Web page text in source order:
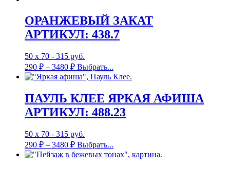
ОРАНЖЕВЫЙ ЗАКАТ
АРТИКУЛ: 438.7
50 х 70 - 315 руб.
290 ₽ – 3480 ₽ Выбрать...
ПАУЛЬ КЛЕЕ ЯРКАЯ АФИША
АРТИКУЛ: 488.23
50 х 70 - 315 руб.
290 ₽ – 3480 ₽ Выбрать...